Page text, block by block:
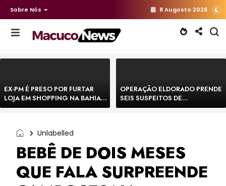
Sobre Nós 8 Augosto 2026
EX-PM É PRESO POR FURTAR
LOJA EM SHOPPING NA BAHIA E
ESCAPA CORRENDO DE
OPERAÇÃO ELDORADO PRENDE
SEIS SUSPEITOS DE
MOVIMENTAR R$ 25 MILHÕES
Unlabelled
BEBÊ DE DOIS MESES
QUE FALA SURPREENDE